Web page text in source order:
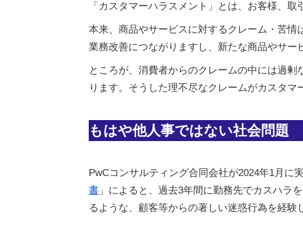
「カスタマーハラスメント」とは、お客様、
本来、商品やサービスに対するクレーム・苦
業務改善につながりますし、新たな商品やサー
ところが、消費者からのクレームの中には過
ります。そうした理不尽なクレームがカスタマ
もはや他人事ではない社会問題
PwCコンサルティング合同会社が2024年1月に
書 」によると、過去3年間に勤務先でカスハラ
るような、顧客等からの著しい迷惑行為を経験